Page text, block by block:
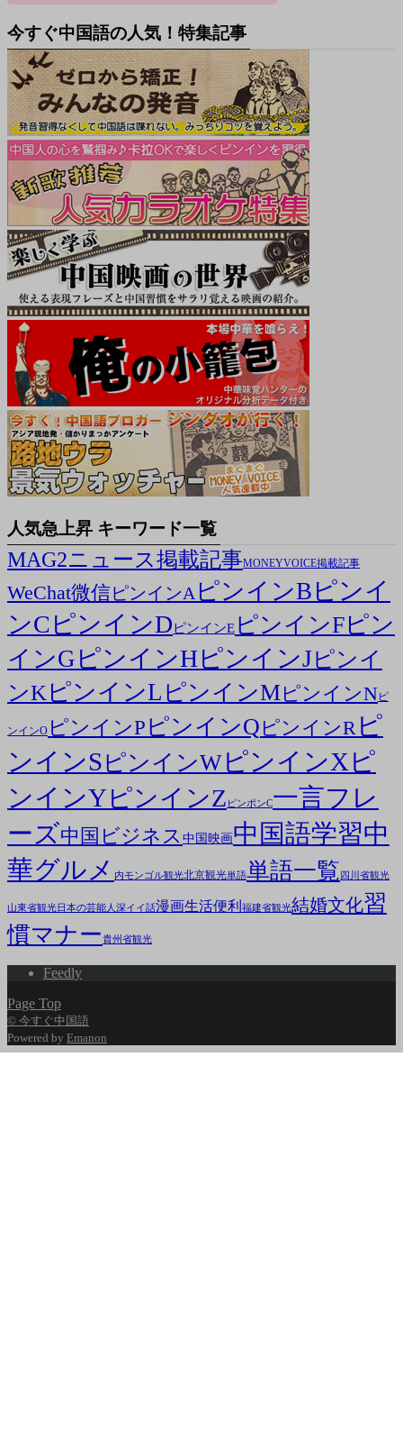
今すぐ中国語の人気！特集記事
人気急上昇 キーワード一覧
MAG2ニュース掲載記事MONEYVOICE掲載記事
WeChat微信ピンインA ピンインB ピンイ
ンC ピンインDピンインE ピンインFピン
インG ピンインHピンインJピンイ
ンK ピンインL ピンインMピンインNピ
ンインO ピンインP ピンインQ ピンインR ピ
ンインSピンインWピンインXピ
ンインYピンインZ ピンポンC一言フレ
ーズ中国ビジネス 中国映画中国語学習中
華グルメ
内モンゴル観光北京観光単語単語一覧 四川省観光
山東省観光日本の芸能人 深イイ話漫画生活便利 福建省観光結婚文化習
慣マナー貴州省観光
Feedly
Page Top
© 今すぐ中国語
Powered by Emanon